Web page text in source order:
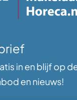
in en blijf op
en nieuws!